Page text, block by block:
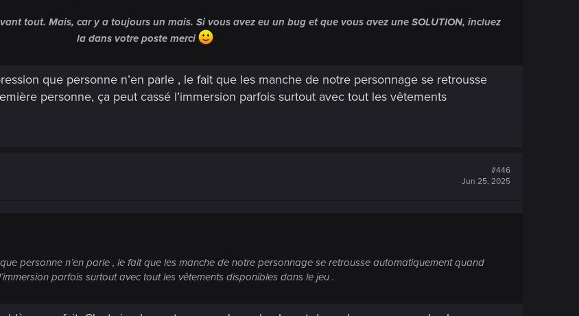
tout. Mais, car y a toujours un mais. Si vous avez eu un bug et que vous avez une SOLUTION, incluez
la dans votre poste merci
que personne n’en parle , le fait que les manche de notre personnage se retrousse
personne, ça peut cassé l’immersion parfois surtout avec tout les vêtements
#446
Jun 25, 2025
personne n’en parle , le fait que les manche de notre personnage se retrousse automatiquement quand
parfois surtout avec tout les vêtements disponibles dans le jeu .